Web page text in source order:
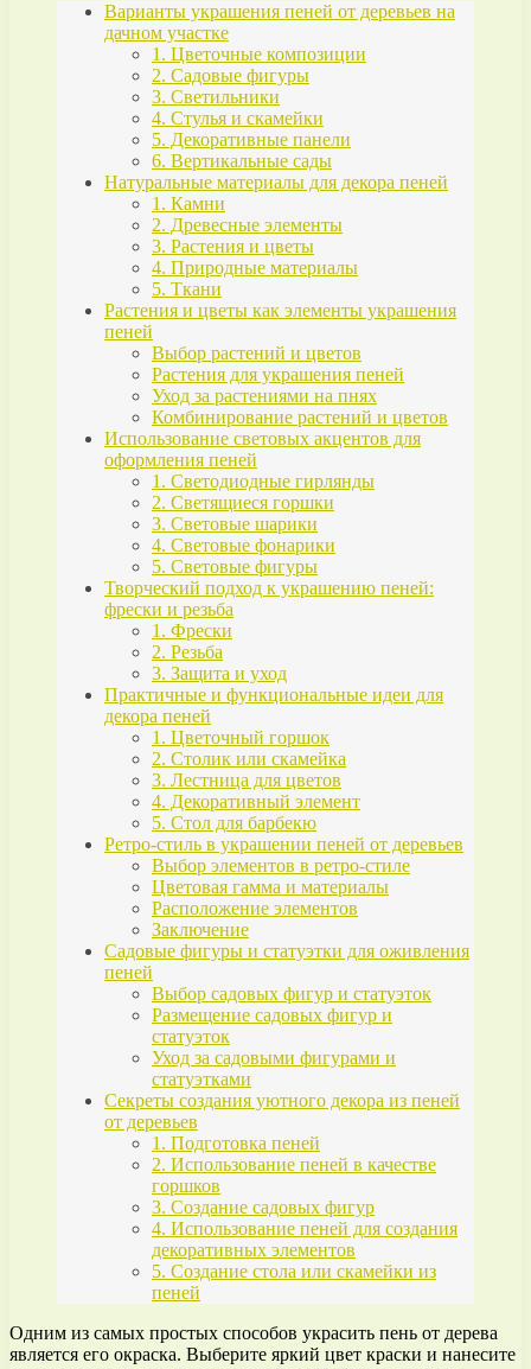
Варианты украшения пеней от деревьев на
дачном участке
1. Цветочные композиции
2. Садовые фигуры
3. Светильники
4. Стулья и скамейки
5. Декоративные панели
6. Вертикальные сады
Натуральные материалы для декора пеней
1. Камни
2. Древесные элементы
3. Растения и цветы
4. Природные материалы
5. Ткани
Растения и цветы как элементы украшения
пеней
Выбор растений и цветов
Растения для украшения пеней
Уход за растениями на пнях
Комбинирование растений и цветов
Использование световых акцентов для
оформления пеней
1. Светодиодные гирлянды
2. Светящиеся горшки
3. Световые шарики
4. Световые фонарики
5. Световые фигуры
Творческий подход к украшению пеней:
фрески и резьба
1. Фрески
2. Резьба
3. Защита и уход
Практичные и функциональные идеи для
декора пеней
1. Цветочный горшок
2. Столик или скамейка
3. Лестница для цветов
4. Декоративный элемент
5. Стол для барбекю
Ретро-стиль в украшении пеней от деревьев
Выбор элементов в ретро-стиле
Цветовая гамма и материалы
Расположение элементов
Заключение
Садовые фигуры и статуэтки для оживления
пеней
Выбор садовых фигур и статуэток
Размещение садовых фигур и
статуэток
Уход за садовыми фигурами и
статуэтками
Секреты создания уютного декора из пеней
от деревьев
1. Подготовка пеней
2. Использование пеней в качестве
горшков
3. Создание садовых фигур
4. Использование пеней для создания
декоративных элементов
5. Создание стола или скамейки из
пеней
Одним из самых простых способов украсить пень от дерева
является его окраска. Выберите яркий цвет краски и нанесите